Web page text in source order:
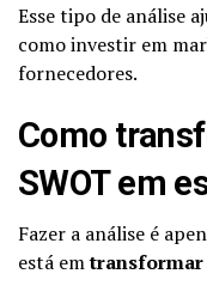
Esse tipo de análise
como investir em
fornecedores.
Como
SWOT em
Fazer a análise é
está emtransformar